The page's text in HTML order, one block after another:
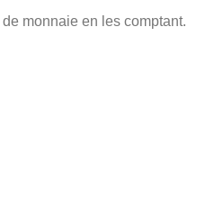
monnaie en les comptant.